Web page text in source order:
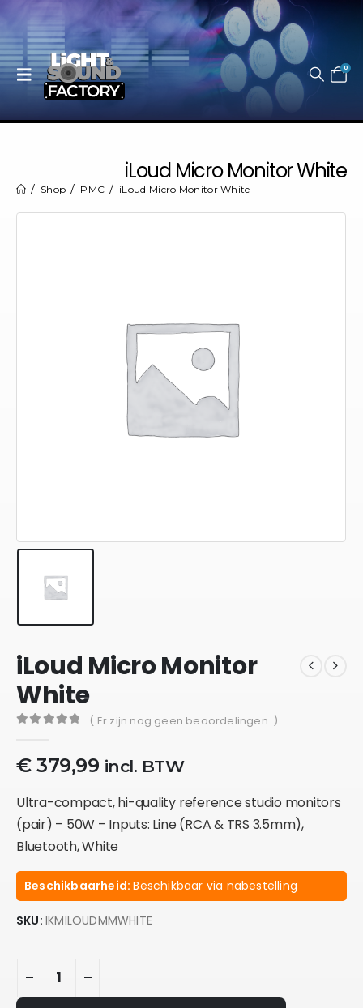
0
iLoud Micro Monitor White
Shop PMC iLoud Micro Monitor White
iLoud Micro Monitor
White
( Er zijn nog geen beoordelingen. )
€379,99 incl. BTW
Ultra-compact, hi-quality reference studio monitors
(pair) – 50W – Inputs: Line (RCA & TRS 3.5mm),
Bluetooth, White
Beschikbaarheid:Beschikbaar via nabestelling
SKU: IKMILOUDMMWHITE